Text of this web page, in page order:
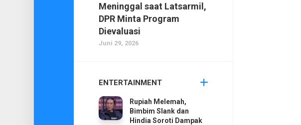
Meninggal saat Latsarmil,
DPR Minta Program
Dievaluasi
Juni 29, 2026
ENTERTAINMENT
Rupiah Melemah,
Bimbim Slank dan
Hindia Soroti Dampak